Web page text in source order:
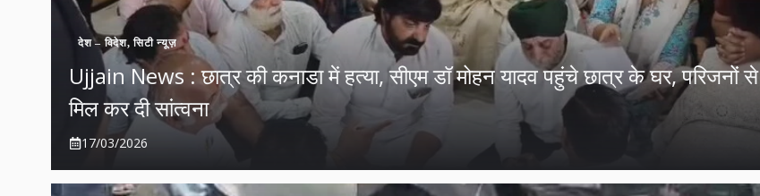
देश – विदेश,सिटी न्यूज़
Ujjain News : छात्र की कनाडा में हत्या, सीएम डॉ मोहन यादव पहुंचे छात्र के घर, परिजनों से
मिल कर दी सांत्वना
17/03/2026